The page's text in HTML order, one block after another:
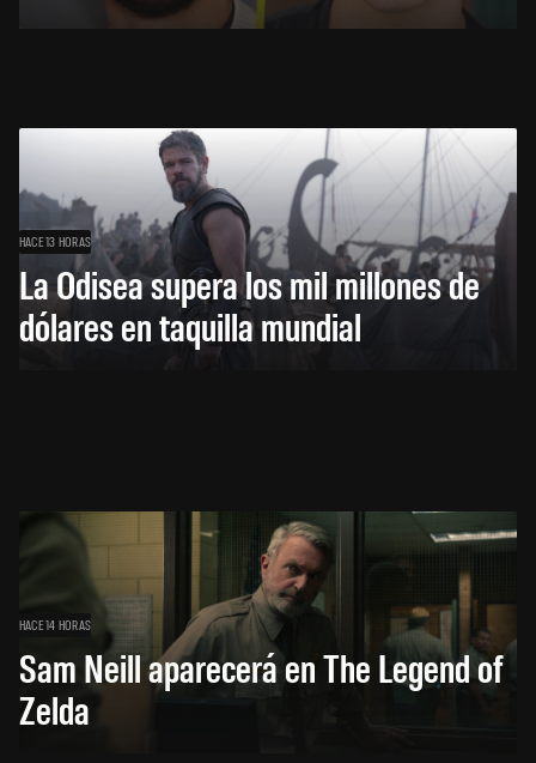
HACE 13 HORAS
La Odisea supera los mil millones de
dólares en taquilla mundial
HACE 14 HORAS
Sam Neill aparecerá en The Legend of
Zelda